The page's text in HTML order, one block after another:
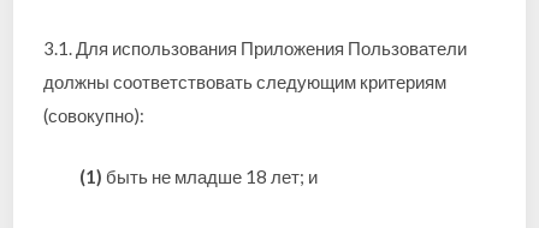
3.1. Для использования Приложения Пользователи
должны соответствовать следующим критериям
(совокупно):
(1) быть не младше 18 лет; и